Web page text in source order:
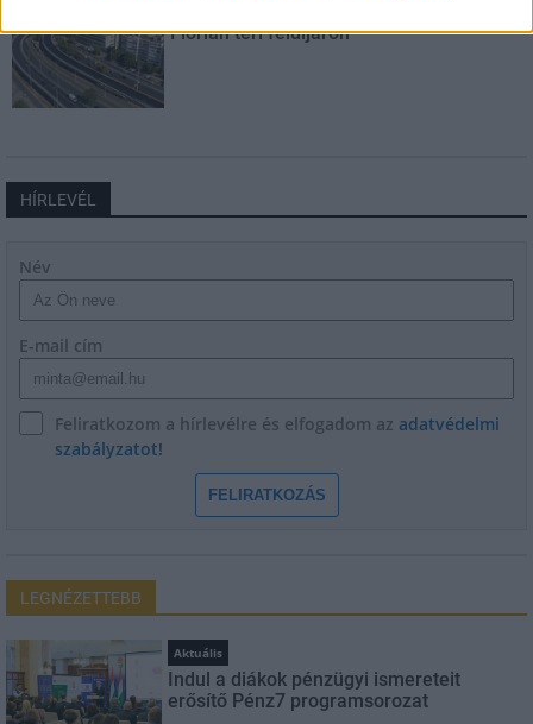
Flórián téri felüljárón
HÍRLEVÉL
Név
E-mail cím
Feliratkozom a hírlevélre és elfogadom az adatvédelmi
szabályzatot!
FELIRATKOZÁS
LEGNÉZETTEBB
Aktuális
Indul a diákok pénzügyi ismereteit
erősítő Pénz7 programsorozat